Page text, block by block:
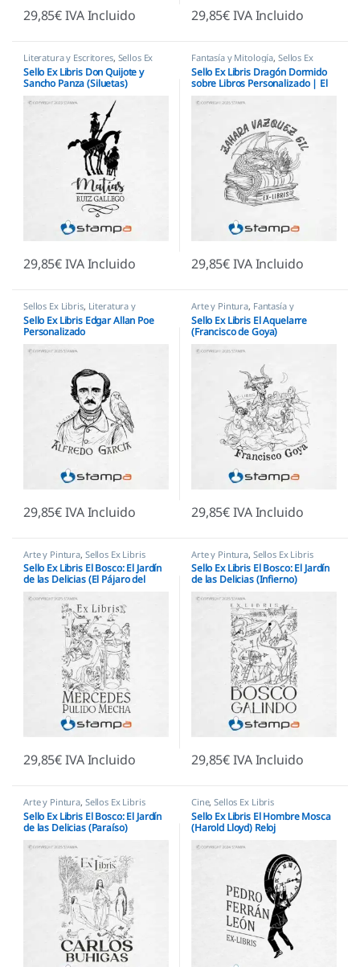
29,85€IVA Incluido 29,85€IVA Incluido
Literatura y Escritores, Sellos Ex
Libris
Sello Ex Libris Don Quijote y
Sancho Panza (Siluetas)
Personalizado
29,85€IVA Incluido
Fantasía y Mitología, Sellos Ex
Libris
Sello Ex Libris Dragón Dormido
sobre Libros Personalizado | El
29,85€IVA Incluido
Sellos Ex Libris, Literatura y
Escritores
Sello Ex Libris Edgar Allan Poe
Personalizado
29,85€IVA Incluido
Arte y Pintura, Fantasía y
Mitología ,Sellos Ex Libris
Sello Ex Libris El Aquelarre
(Francisco de Goya)
29,85€IVA Incluido
Arte y Pintura, Sellos Ex Libris
Sello Ex Libris El Bosco: El Jardín
de las Delicias (El Pájaro del
Infierno) Personalizado
29,85€IVA Incluido
Arte y Pintura, Sellos Ex Libris
Sello Ex Libris El Bosco: El Jardín
de las Delicias (Infierno)
Personalizado
29,85€IVA Incluido
Arte y Pintura, Sellos Ex Libris
Sello Ex Libris El Bosco: El Jardín
de las Delicias (Paraíso)
Personalizado
Cine,Sellos Ex Libris
Sello Ex Libris El Hombre Mosca
(Harold Lloyd) Reloj